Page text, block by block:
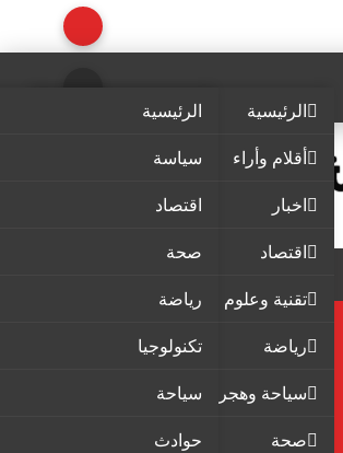
الرئيسية
أقلام وأراء
اخبار
اقتصاد
تقنية وعلوم
رياضة
سياحة وهجرة
صحة
الرئيسية
سياسة
اقتصاد
صحة
رياضة
تكنولوجيا
سياحة
حوادث